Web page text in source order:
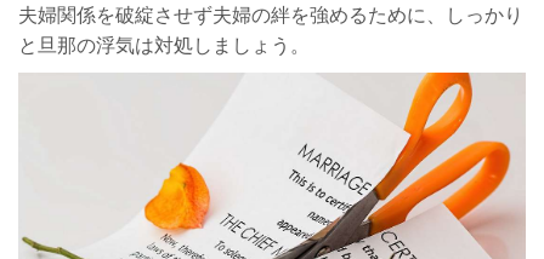
夫婦関係を破綻させず夫婦の絆を強めるために、しっかり
と旦那の浮気は対処しましょう。